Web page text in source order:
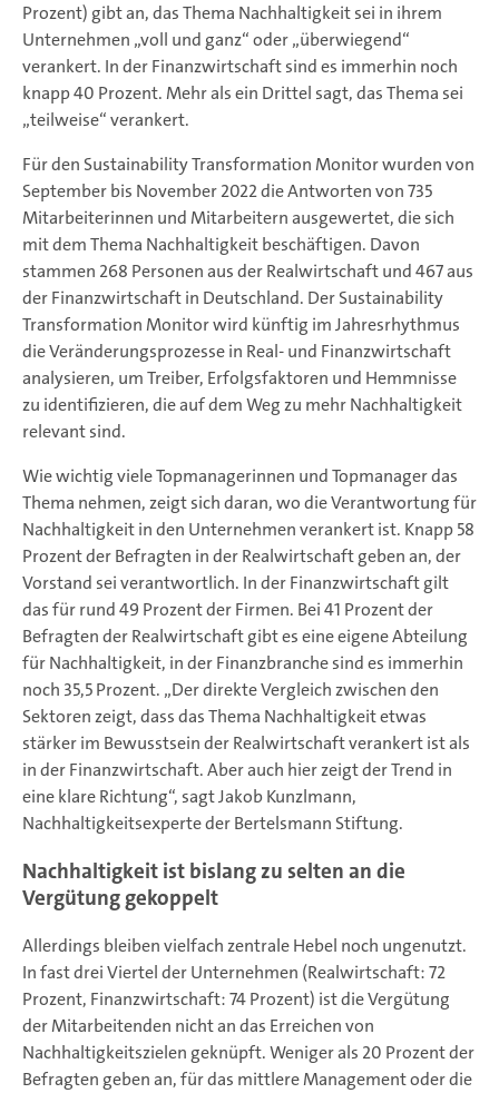
Prozent) gibt an, das Thema Nachhaltigkeit sei in ihrem
Unternehmen „voll und ganz“ oder „überwiegend“
verankert. In der Finanzwirtschaft sind es immerhin noch
knapp 40 Prozent. Mehr als ein Drittel sagt, das Thema sei
„teilweise“ verankert.
Für den Sustainability Transformation Monitor wurden von
September bis November 2022 die Antworten von 735
Mitarbeiterinnen und Mitarbeitern ausgewertet, die sich
mit dem Thema Nachhaltigkeit beschäftigen. Davon
stammen 268 Personen aus der Realwirtschaft und 467 aus
der Finanzwirtschaft in Deutschland. Der Sustainability
Transformation Monitor wird künftig im Jahresrhythmus
die Veränderungsprozesse in Real- und Finanzwirtschaft
analysieren, um Treiber, Erfolgsfaktoren und Hemmnisse
zu identifizieren, die auf dem Weg zu mehr Nachhaltigkeit
relevant sind.
Wie wichtig viele Topmanagerinnen und Topmanager das
Thema nehmen, zeigt sich daran, wo die Verantwortung für
Nachhaltigkeit in den Unternehmen verankert ist. Knapp 58
Prozent der Befragten in der Realwirtschaft geben an, der
Vorstand sei verantwortlich. In der Finanzwirtschaft gilt
das für rund 49 Prozent der Firmen. Bei 41 Prozent der
Befragten der Realwirtschaft gibt es eine eigene Abteilung
für Nachhaltigkeit, in der Finanzbranche sind es immerhin
noch 35,5 Prozent. „Der direkte Vergleich zwischen den
Sektoren zeigt, dass das Thema Nachhaltigkeit etwas
stärker im Bewusstsein der Realwirtschaft verankert ist als
in der Finanzwirtschaft. Aber auch hier zeigt der Trend in
eine klare Richtung“, sagt Jakob Kunzlmann,
Nachhaltigkeitsexperte der Bertelsmann Stiftung.
Nachhaltigkeit ist bislang zu selten an die
Vergütung gekoppelt
Allerdings bleiben vielfach zentrale Hebel noch ungenutzt.
In fast drei Viertel der Unternehmen (Realwirtschaft: 72
Prozent, Finanzwirtschaft: 74 Prozent) ist die Vergütung
der Mitarbeitenden nicht an das Erreichen von
Nachhaltigkeitszielen geknüpft. Weniger als 20 Prozent der
Befragten geben an, für das mittlere Management oder die